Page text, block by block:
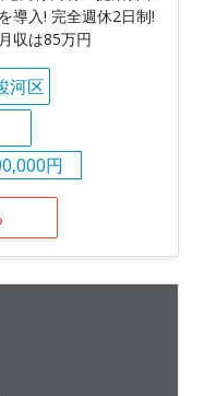
導入! 完全週休2日制!
収は85万円
河区
円